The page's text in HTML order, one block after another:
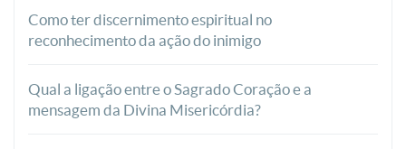
Como ter discernimento espiritual no
reconhecimento da ação do inimigo
Qual a ligação entre o Sagrado Coração e a
mensagem da Divina Misericórdia?